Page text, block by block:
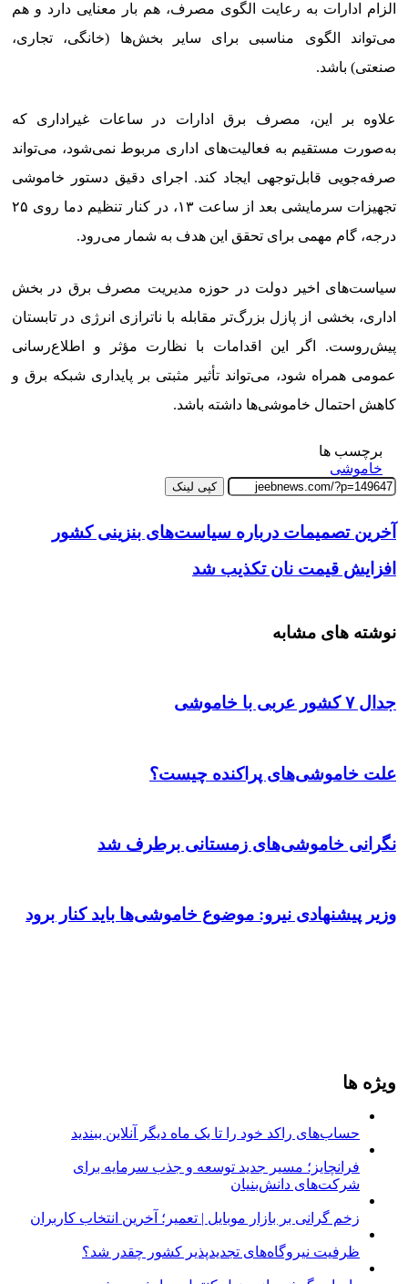
الزام ادارات به رعایت الگوی مصرف، هم بار معنایی دارد و هم
می‌تواند الگوی مناسبی برای سایر بخش‌ها (خانگی، تجاری،
صنعتی) باشد.
علاوه بر این، مصرف برق ادارات در ساعات غیراداری که
به‌صورت مستقیم به فعالیت‌های اداری مربوط نمی‌شود، می‌تواند
صرفه‌جویی قابل‌توجهی ایجاد کند. اجرای دقیق دستور خاموشی
تجهیزات سرمایشی بعد از ساعت ۱۳، در کنار تنظیم دما روی ۲۵
درجه، گام مهمی برای تحقق این هدف به شمار می‌رود.
سیاست‌های اخیر دولت در حوزه مدیریت مصرف برق در بخش
اداری، بخشی از پازل بزرگ‌تر مقابله با ناترازی انرژی در تابستان
پیش‌روست. اگر این اقدامات با نظارت مؤثر و اطلاع‌رسانی
عمومی همراه شود، می‌تواند تأثیر مثبتی بر پایداری شبکه برق و
کاهش احتمال خاموشی‌ها داشته باشد.
برچسب ها
خاموشی
کپی لینک
آخرین تصمیمات درباره سیاست‌های بنزینی کشور
افزایش قیمت نان تکذیب شد
نوشته های مشابه
جدال ۷ کشور عربی با خاموشی
علت خاموشی‌های پراکنده چیست؟
نگرانی خاموشی‌های زمستانی برطرف شد
وزیر پیشنهادی نیرو: موضوع خاموشی‌ها باید کنار برود
ویژه ها
حساب‌های راکد خود را تا یک ماه دیگر آنلاین ببندید
فرانچایز؛ مسیر جدید توسعه و جذب سرمایه برای
شرکت‌های دانش‌بنیان
زخم گرانی بر بازار موبایل | تعمیر؛ آخرین انتخاب کاربران
ظرفیت نیروگاه‌های تجدیدپذیر کشور چقدر شد؟